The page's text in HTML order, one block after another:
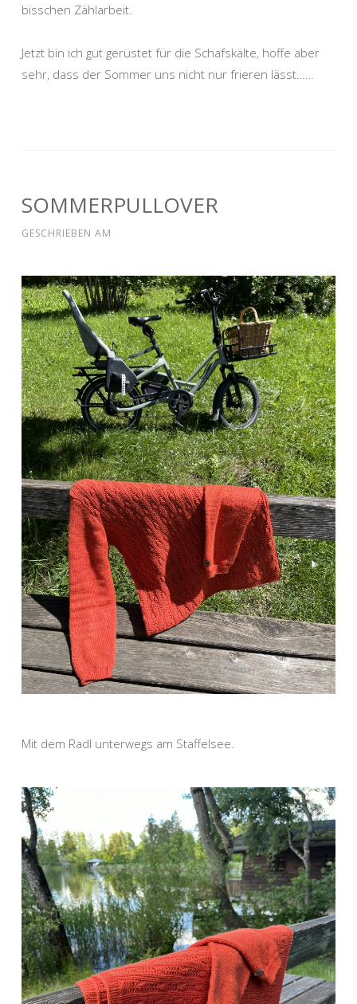
bisschen Zählarbeit.
Jetzt bin ich gut gerüstet für die Schafskälte, hoffe aber
sehr, dass der Sommer uns nicht nur frieren lässt……
SOMMERPULLOVER
GESCHRIEBEN AM
Mit dem Radl unterwegs am Staffelsee.